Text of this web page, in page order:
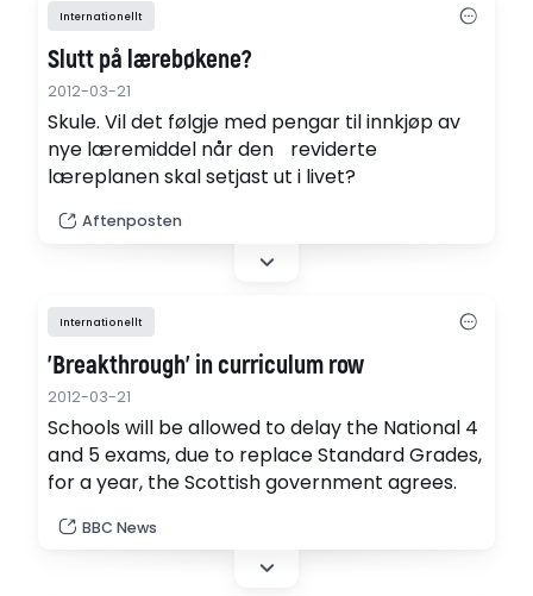
Internationellt
Slutt på lærebøkene?
2012-03-21
Skule. Vil det følgje med pengar til innkjøp av
nye læremiddel når den reviderte
læreplanen skal setjast ut i livet?
Aftenposten
Internationellt
'Breakthrough' in curriculum row
2012-03-21
Schools will be allowed to delay the National 4
and 5 exams, due to replace Standard Grades,
for a year, the Scottish government agrees.
BBC News